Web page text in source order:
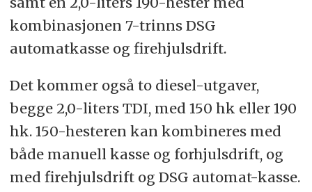
kombinasjonen 7-trinns DSG
automatkasse og firehjulsdrift.
Det kommer også to diesel-utgaver,
begge 2,0-liters TDI, med 150 hk eller 190
hk. 150-hesteren kan kombineres med
både manuell kasse og forhjulsdrift, og
med firehjulsdrift og DSG automat-kasse.